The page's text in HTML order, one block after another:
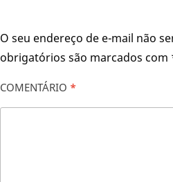
O seu endereço de e-mail não
obrigatórios são marcados com
COMENTÁRIO *